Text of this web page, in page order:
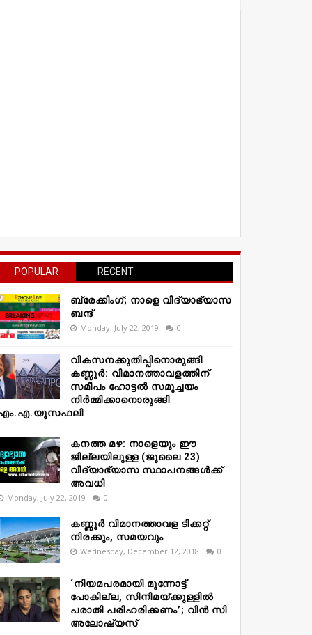
POPULAR RECENT
ബ്രേക്കിംഗ്; നാളെ വിദ്യാഭ്യാസ
ബന്ദ്
Monday, July 22, 2019 0
വികസനക്കുതിപ്പിനൊരുങ്ങി
കണ്ണൂർ: വിമാനത്താവളത്തിന്
സമീപം ഹോട്ടൽ സമുച്ചയം
നിർമ്മിക്കാനൊരുങ്ങി
കനത്ത മഴ: നാളെയും ഈ
ജില്ലയിലുള്ള (ജൂലൈ 23)
വിദ്യാഭ്യാസ സ്ഥാപനങ്ങൾക്ക്
അവധി
Monday, July 22, 2019 0
കണ്ണൂർ വിമാനത്താവള ടിക്കറ്റ്
നിരക്കും, സമയവും
Wednesday, December 12, 2018 0
‘നിയമപരമായി മുന്നോട്ട്
പോകില്ല, സിനിമയ്ക്കുള്ളിൽ
പരാതി പരിഹരിക്കണം’; വിൻ സി
അലോഷ്യസ്